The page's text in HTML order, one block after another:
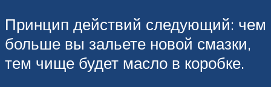
Принцип действий следующий: чем
больше вы зальете новой смазки,
тем чище будет масло в коробке.